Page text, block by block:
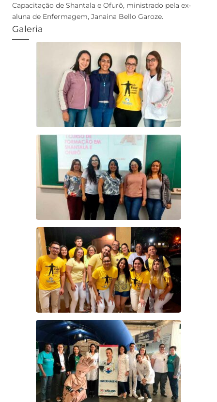
Capacitação de Shantala e Ofurô, ministrado pela ex-
aluna de Enfermagem, Janaina Bello Garoze.
Galeria